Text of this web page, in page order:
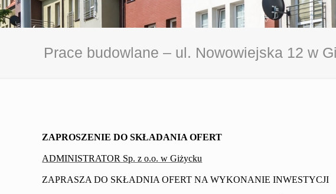
Prace budowlane – ul. Nowowiejska 12 w
ZAPROSZENIE DO SKŁADANIA OFERT
ADMINISTRATOR Sp. z o.o. w Giżycku
ZAPRASZA DO SKŁADNIA OFERT NA WYKONANIE INWESTYCJI